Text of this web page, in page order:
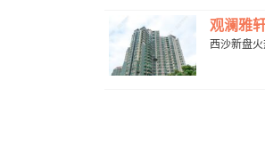
观澜雅
西沙新盘